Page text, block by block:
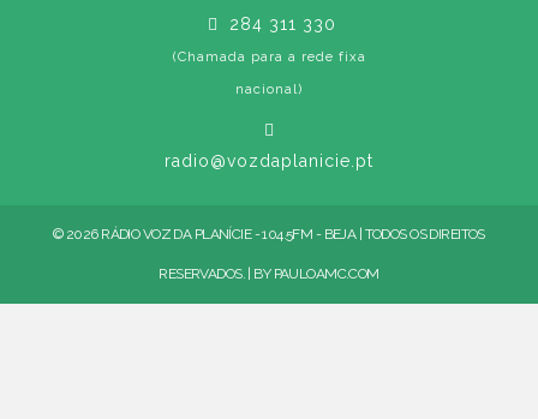
284 311 330
(Chamada para a rede fixa
nacional)
radio@vozdaplanicie.pt
© 2026 RÁDIO VOZ DA PLANÍCIE - 104.5FM - BEJA | TODOS OS DIREITOS
RESERVADOS. | BY PAULOAMC.COM